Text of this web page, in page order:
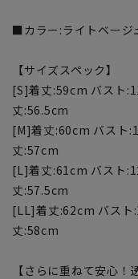
■カラー:ライトベージ
【サイズスペック】
[S]着丈:59cm バスト
丈:56.5cm
[M]着丈:60cm バスト
丈:57cm
[L]着丈:61cm バスト
丈:57.5cm
[LL]着丈:62cm バス
丈:58cm
【さらに重ねて安心！